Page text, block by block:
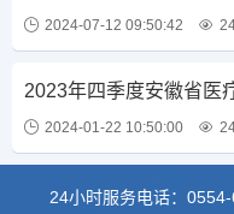
2024-07-12 09:50:42
2023年四季度安徽省医
2024-01-22 10:50:00
24小时服务电话：